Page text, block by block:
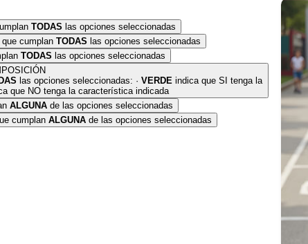
TODAS las opciones seleccionadas
cumplan TODAS las opciones seleccionadas
TODAS las opciones seleccionadas
las opciones seleccionadas: · VERDEindica que SI tenga la
que NO tenga la característica indicada
ALGUNAde las opciones seleccionadas
cumplan ALGUNAde las opciones seleccionadas